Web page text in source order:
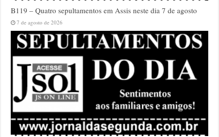
B119 – Quatro sepultamentos em Assis neste dia 7 de agosto
7 de agosto de 2026